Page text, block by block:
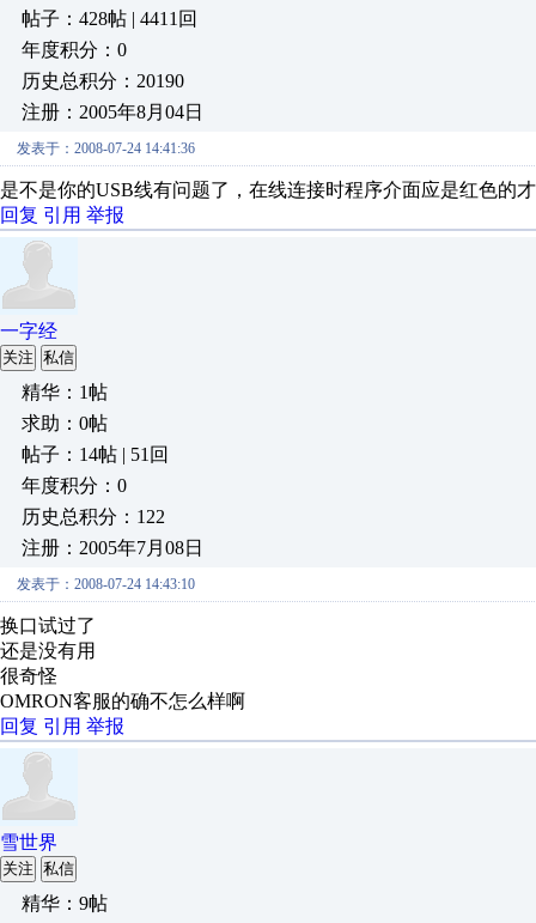
帖子：428帖 | 4411回
年度积分：0
历史总积分：20190
注册：2005年8月04日
发表于：2008-07-24 14:41:36
是不是你的USB线有问题了，在线连接时程序介面应是红色的
回复 引用 举报
一字经
关注 私信
精华：1帖
求助：0帖
帖子：14帖 | 51回
年度积分：0
历史总积分：122
注册：2005年7月08日
发表于：2008-07-24 14:43:10
换口试过了
还是没有用
很奇怪
OMRON客服的确不怎么样啊
回复 引用 举报
雪世界
关注 私信
精华：9帖